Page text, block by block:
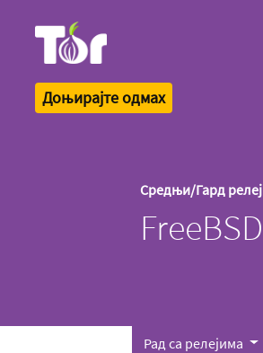
Доњирајте одмах
Средњи/Гард релеј
FreeBSD
Рад са релејима